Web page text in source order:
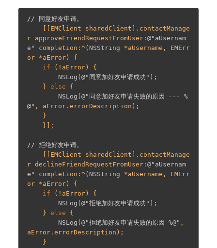
// 同意好友申请。
r approveFriendRequestFromUser: @"aUsernam
e"
completion:^( NSString *aUsername, EMErr
or *aError) {
if (!aError) {
NSLog ( @"同意加好友申请成功" );
    }
else {
NSLog ( @"同意加好友申请失败的原因 --- %
@" , aError.errorDescription);
// 拒绝好友申请。
r declineFriendRequestFromUser: @"aUsernam
e"
completion:^( NSString *aUsername, EMErr
or *aError) {
if (!aError) {
NSLog ( @"拒绝加好友申请成功" );
    }
else {
NSLog ( @"拒绝加好友申请失败的原因 %@" ,
aError.errorDescription);